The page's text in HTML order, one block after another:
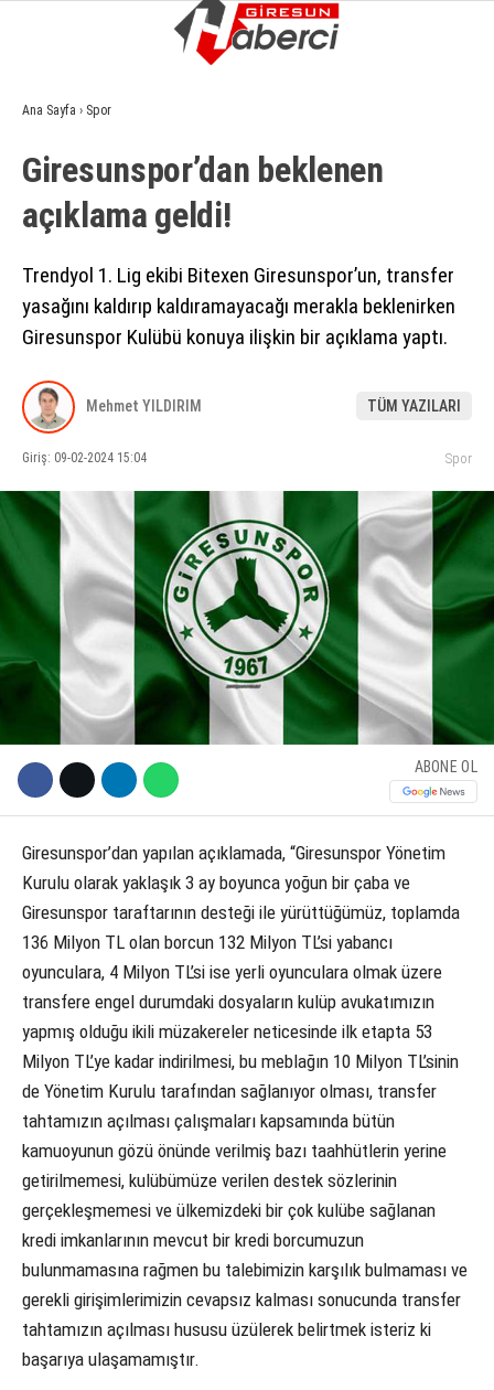
WhatsApp İhbar Hattı
Facebook
Instagram
Youtube
GÜNDEM
EKONOMI
SIYASET
ASAYIŞ
YAŞAM
SAĞLIK
KÜLTÜR SANAT
SERVISLER
Ana Sayfa › Spor
Giresunspor’dan beklenen
açıklama geldi!
Trendyol 1. Lig ekibi Bitexen Giresunspor’un, transfer
yasağını kaldırıp kaldıramayacağı merakla beklenirken
Giresunspor Kulübü konuya ilişkin bir açıklama yaptı.
Mehmet YILDIRIM TÜM YAZILARI
Giriş: 09-02-2024 15:04 Spor
ABONE OL
Giresunspor’dan yapılan açıklamada, “Giresunspor Yönetim
Kurulu olarak yaklaşık 3 ay boyunca yoğun bir çaba ve
Giresunspor taraftarının desteği ile yürüttüğümüz, toplamda
136 Milyon TL olan borcun 132 Milyon TL’si yabancı
oyunculara, 4 Milyon TL’si ise yerli oyunculara olmak üzere
transfere engel durumdaki dosyaların kulüp avukatımızın
yapmış olduğu ikili müzakereler neticesinde ilk etapta 53
Milyon TL’ye kadar indirilmesi, bu meblağın 10 Milyon TL’sinin
de Yönetim Kurulu tarafından sağlanıyor olması, transfer
tahtamızın açılması çalışmaları kapsamında bütün
kamuoyunun gözü önünde verilmiş bazı taahhütlerin yerine
getirilmemesi, kulübümüze verilen destek sözlerinin
gerçekleşmemesi ve ülkemizdeki bir çok kulübe sağlanan
kredi imkanlarının mevcut bir kredi borcumuzun
bulunmamasına rağmen bu talebimizin karşılık bulmaması ve
gerekli girişimlerimizin cevapsız kalması sonucunda transfer
tahtamızın açılması hususu üzülerek belirtmek isteriz ki
başarıya ulaşamamıştır.